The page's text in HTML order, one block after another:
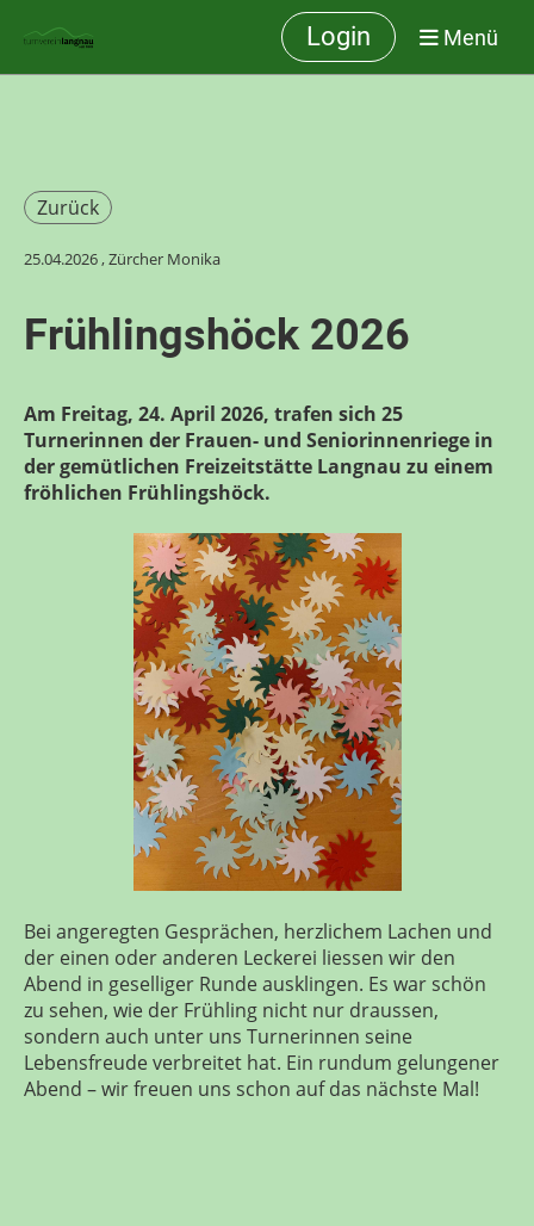
Login Menü
Zurück
25.04.2026, Zürcher Monika
Frühlingshöck 2026
Am Freitag, 24. April 2026, trafen sich 25
Turnerinnen der Frauen- und Seniorinnenriege in
der gemütlichen Freizeitstätte Langnau zu einem
fröhlichen Frühlingshöck.
Bei angeregten Gesprächen, herzlichem Lachen und
der einen oder anderen Leckerei liessen wir den
Abend in geselliger Runde ausklingen. Es war schön
zu sehen, wie der Frühling nicht nur draussen,
sondern auch unter uns Turnerinnen seine
Lebensfreude verbreitet hat. Ein rundum gelungener
Abend – wir freuen uns schon auf das nächste Mal!